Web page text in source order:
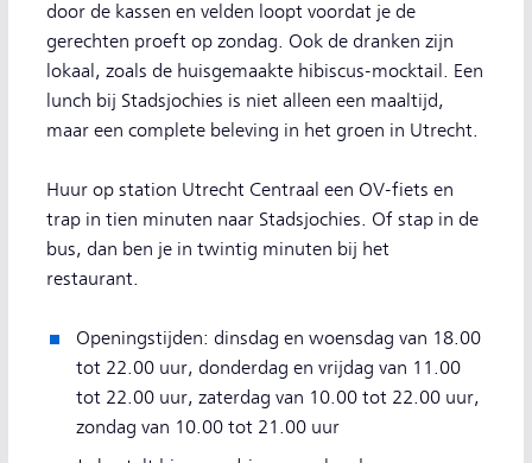
door de kassen en velden loopt voordat je de
gerechten proeft op zondag. Ook de dranken zijn
lokaal, zoals de huisgemaakte hibiscus-mocktail. Een
lunch bij Stadsjochies is niet alleen een maaltijd,
maar een complete beleving in het groen in Utrecht.
Huur op station Utrecht Centraal een OV-fiets en
trap in tien minuten naar Stadsjochies. Of stap in de
bus, dan ben je in twintig minuten bij het
restaurant.
Openingstijden: dinsdag en woensdag van 18.00
tot 22.00 uur, donderdag en vrijdag van 11.00
tot 22.00 uur, zaterdag van 10.00 tot 22.00 uur,
zondag van 10.00 tot 21.00 uur